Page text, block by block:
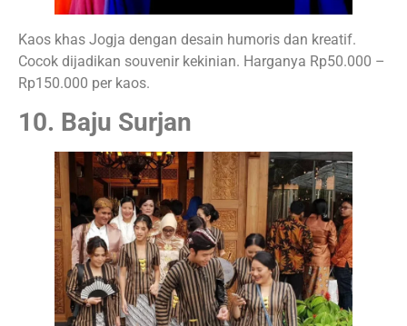
Kaos khas Jogja dengan desain humoris dan kreatif.
Cocok dijadikan souvenir kekinian. Harganya Rp50.000 –
Rp150.000 per kaos.
10. Baju Surjan